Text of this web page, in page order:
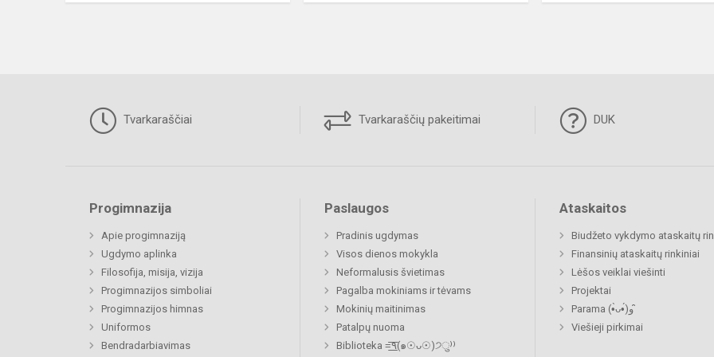
Tvarkaraščiai Tvarkaraščių pakeitimai DUK
Progimnazija
Apie progimnaziją
Ugdymo aplinka
Filosofija, misija, vizija
Progimnazijos simboliai
Progimnazijos himnas
Uniformos
Bendradarbiavimas
Paslaugos
Pradinis ugdymas
Visos dienos mokykla
Neformalusis švietimas
Pagalba mokiniams ir tėvams
Mokinių maitinimas
Patalpų nuoma
Biblioteka =͟͟͞͞٩(๑☉ᴗ☉)੭ु⁾⁾
Ataskaitos
Biudžeto vykdymo ataskaitų
Finansinių ataskaitų rinkiniai
Lėšos veiklai viešinti
Projektai
Parama (•̀ᴗ•́)و ̑̑
Viešieji pirkimai